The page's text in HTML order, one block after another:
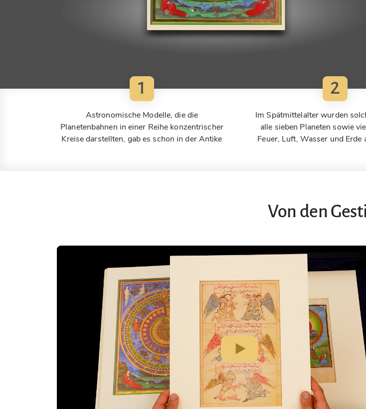
1
Astronomische Modelle, die die
Planetenbahnen in einer Reihe konzentrischer
Kreise darstellten, gab es schon in der Antike
2
Im Spätmittelalter wurden
alle sieben Planeten sowie
Feuer, Luft, Wasser und Erde
Von den